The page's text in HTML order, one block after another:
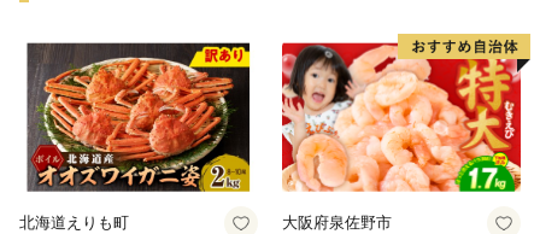
北海道えりも町 大阪府泉佐野市